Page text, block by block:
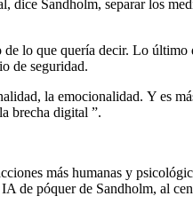
dice Sandholm, separar los
lo que quería decir. Lo último
de seguridad.
la emocionalidad. Y es
brecha digital ”.
más humanas y
de póquer de Sandholm, al